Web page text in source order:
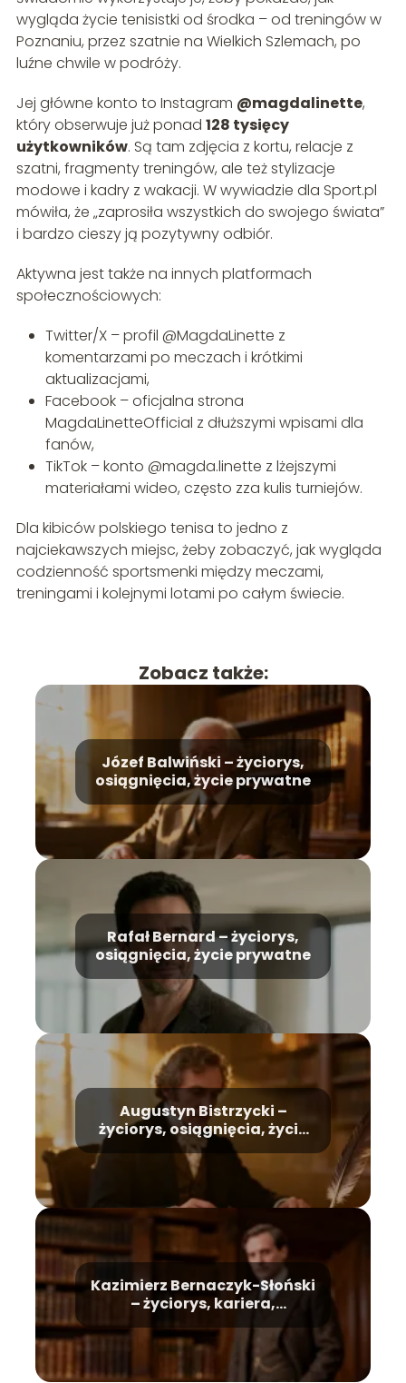
wygląda życie tenisistki od środka – od treningów w
Poznaniu, przez szatnie na Wielkich Szlemach, po
luźne chwile w podróży.
Jej główne konto to Instagram @magdalinette,
który obserwuje już ponad 128 tysięcy
użytkowników. Są tam zdjęcia z kortu, relacje z
szatni, fragmenty treningów, ale też stylizacje
modowe i kadry z wakacji. W wywiadzie dla Sport.pl
mówiła, że „zaprosiła wszystkich do swojego świata”
i bardzo cieszy ją pozytywny odbiór.
Aktywna jest także na innych platformach
społecznościowych:
Twitter/X – profil @MagdaLinette z
komentarzami po meczach i krótkimi
aktualizacjami,
Facebook – oficjalna strona
MagdaLinetteOfficial z dłuższymi wpisami dla
fanów,
TikTok – konto @magda.linette z lżejszymi
materiałami wideo, często zza kulis turniejów.
Dla kibiców polskiego tenisa to jedno z
najciekawszych miejsc, żeby zobaczyć, jak wygląda
codzienność sportsmenki między meczami,
treningami i kolejnymi lotami po całym świecie.
Zobacz także:
Józef Balwiński – życiorys,
osiągnięcia, życie prywatne
Rafał Bernard – życiorys,
osiągnięcia, życie prywatne
Augustyn Bistrzycki –
życiorys, osiągnięcia, życie
prywatne
Kazimierz Bernaczyk-Słoński
– życiorys, kariera,